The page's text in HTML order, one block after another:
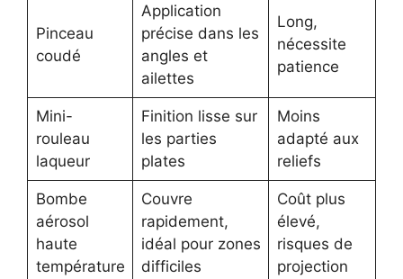
Pinceau
coudé
Application
précise dans les
angles et
ailettes
Long,
nécessite
patience
Mini-
rouleau
laqueur
Finition lisse sur
les parties
plates
Moins
adapté aux
reliefs
Bombe
aérosol
haute
température
Couvre
rapidement,
idéal pour zones
difficiles
Coût plus
élevé,
risques de
projection